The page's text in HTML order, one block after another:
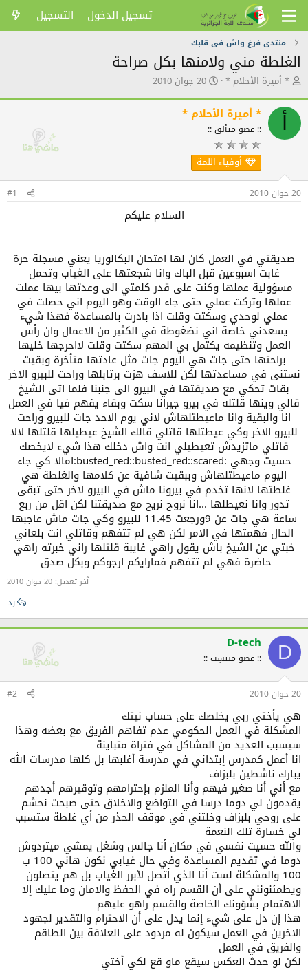
تسجيل الدخول التسجيل
منتدى فرغ واش فى قلبك
الغلطة مني ولامنها بكل صراحة
ك
ت
ب
ل
ض
و
ع
* أميرة الأحلام * ت
ر
ي
ل
ن
ش
20 جوان 2010
* أميرة الأحلام *
:: عضو متألق ::
أوفياء اللمة
20 جوان 2010 #1
السلام عليكم
صديقتي في العمل كان لها امتحان البكالوريا يعني مسجلة حرة
غابت اسبوعين قبل الباك وانا شجعتها على الغياب وتحمل
مسؤولية عملها وكنت على قدر كلمتي الى وعدتها بيها عملت
عملها وتركت عملي حتى جاء الوقت وهو اليوم اني حصلت في
عملي لوحدي وسكتت وقلت اذا بادرت بالمساعدة فهذا شيء
يسعدني خاصة اني نضغوطة في الكثير من الاعمال وان رأس
العمل وتنظيمه يكتمل بي المهم سكتت وقلت لااحرجها خليها
براحتها حتى جات هي اليوم جات مثل عادتها متأخرة وبقيت
نستنى في مساعدتها لكن للاسف هزت برتابلها وراحت للبيرو الاخر
بقات تحكي مع صديقتها في البيرو الى جنبنا فلما اتى الشيخ
قالي وينها قلتله في بيرو جيرانا سكت وبقاء يفهم فيا في العمل
انا والبقية وانا ماعيطتلهاش لاني يوم الاحد جات للبيرو وراحت
للبيرو الاخر وكي عيطتلها قاتلي قالك الشيخ عيطيلها قلتلها لالا
قاتلي ماتزيدش تعيطيلي انت واش دخلك هذا شيء لايخصك
حسيت وجهي :busted_red::busted_red::scared:امالا كي جاء
اليوم ماعيطتلهاش وببقيت شافية عن كلامها والغلطة هي
غلطتها لانها تخدم في بيرونا ماش في البيرو لاخر حتى تبقى
تدور وانا نعيطلها ...انا نروح نريح مع صديقتنا لكن اقل من ربع
ساعة هي جات عن 9ورجعت 11.45 للبيرو وكي جات ماش عاجبها
الحال فهمتها في الامر لكن هي لم تتفهم وقاتلي انت بلعاني
خبتي عن الشيخ باش يقول راهي غايبة قلتلها راني خبرته راهي
حاضرة فهي لم تتفهم فمارايكم ارجوكم وبكل صدق
آخر تعديل: 20 جوان 2010
رد
D
D-tech
:: عضو منتسِب ::
20 جوان 2010 #2
هي يأختي ربي يخلصك على حساب نيتك
المشكلة في العمل الحكومي عدم تفاهم الفريق مع بعضه وهذا
سيسبب العديد من المشاكل في فتراة متباينة
انا أعمل كمدرس إبتدائي في مدرسة أغلبها بل كلها مدرسات الله
يبارك ناشطين بلبزاف
مع أني أنا صغير فيهم وأنا الملزم بإحترامهم وتوقيرهم أجدهم
يقدمون لي دوما درسا في التواضع والاخلاق حتى صبحت نحشم
على روحي بلبزاف وخلتني في موقف الحذر من أي غلطة ستسبب
لي خسارة تلك النعمة
والله حسيت نفسي في مكان أنا جالس وشغل يمشي ميتردوش
دوما في تقديم المساعدة وفي حال غيابي نكون هاني 100 ب
100 والمشكلة لست أنا الذي أتصل لأبرر الغياب بل هم يتصلون
ويطمئنونني على أن القسم راه في الحفظ والامان وما عليك إلا
الاهتمام بشؤونك الخاصة والقسم راهو عليهم
هذا إن دل على شيء إنما يدل على أن الاحترام والتقدير لجهود
الاخرين في العمل سيكون له مردود على العلاقة بين الطاقم
والفريق في العمل
لكن لو حدث العكس سيقع ماو قع لكي أختي